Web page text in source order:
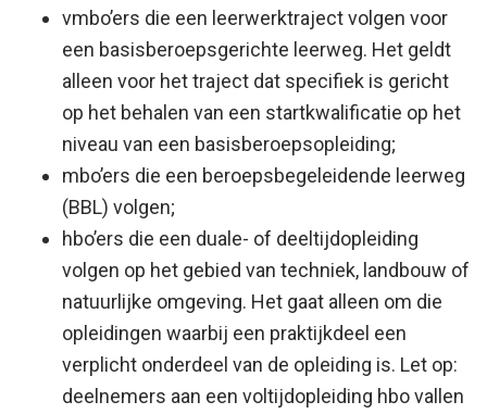
vmbo’ers die een leerwerktraject volgen voor
een basisberoepsgerichte leerweg. Het geldt
alleen voor het traject dat specifiek is gericht
op het behalen van een startkwalificatie op het
niveau van een basisberoepsopleiding;
mbo’ers die een beroepsbegeleidende leerweg
(BBL) volgen;
hbo’ers die een duale- of deeltijdopleiding
volgen op het gebied van techniek, landbouw of
natuurlijke omgeving. Het gaat alleen om die
opleidingen waarbij een praktijkdeel een
verplicht onderdeel van de opleiding is. Let op:
deelnemers aan een voltijdopleiding hbo vallen